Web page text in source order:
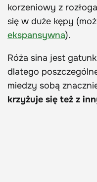
korzeniowy z
się w duże kępy
ekspansywna).
Róża sina jest
dlatego
miedzy sobą
krzyżuje się też z